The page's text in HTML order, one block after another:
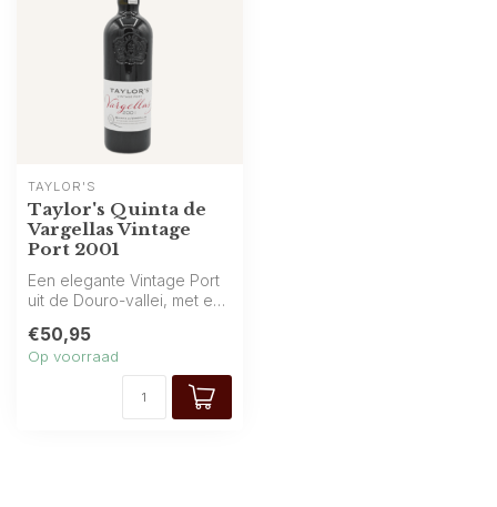
TAYLOR'S
Taylor's Quinta de
Vargellas Vintage
Port 2001
Een elegante Vintage Port
uit de Douro-vallei, met een
€50,95
Op voorraad